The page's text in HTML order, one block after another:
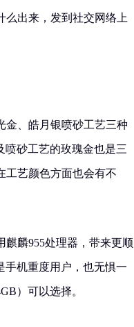
么出来，发到社交网络上
金、皓月银喷砂工艺三种
喷砂工艺的玫瑰金也是三
工艺颜色方面也会有不
麒麟955处理器，带来更顺
手机重度用户，也无惧一
）可以选择。